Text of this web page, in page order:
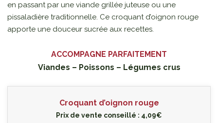
en passant par une viande grillée juteuse ou une
pissaladière traditionnelle. Ce croquant d’oignon rouge
apporte une douceur sucrée aux recettes.
ACCOMPAGNE PARFAITEMENT
Viandes – Poissons – Légumes crus
Croquant d’oignon rouge
Prix de vente conseillé : 4,09€